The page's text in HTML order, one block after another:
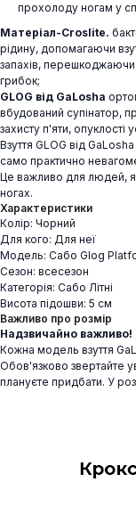
прохолоду ногам у
Матеріал-Croslite.
рідину, допомагаючи
запахів, перешкоджаючи
грибок;
GLOG від GaLosha
вбудований супінатор,
захисту п'яти,
Взуття GLOG від
само практично
Це важливо для людей,
ногах.
Характеристики
Колір: Чорний
Для кого: Для неї
Модель: Сабо Glog
Сезон: всесезон
Категорія: Сабо Літні
Висота підошви: 5 см
Важливо про розмір
Надзвичайно важливо!
Кожна модель взуття
Обов'язково звертайте
плануєте придбати. У